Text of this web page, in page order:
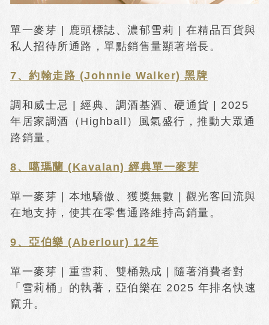
單一麥芽 | 鹿頭標誌、濃郁雪莉 | 在精品百貨與
私人招待所通路，單點銷售量顯著增長。
7、約翰走路 (Johnnie Walker) 黑牌
調和威士忌 | 經典、調酒基酒、硬通貨 | 2025
年居家調酒（Highball）風氣盛行，推動大眾通
路銷量。
8、噶瑪蘭 (Kavalan) 經典單一麥芽
單一麥芽 | 本地驕傲、獲獎無數 | 觀光客回流與
在地支持，使其在零售通路維持高銷量。
9、亞伯樂 (Aberlour) 12年
單一麥芽 | 重雪莉、雙桶熟成 | 隨著消費者對
「雪莉桶」的執著，亞伯樂在 2025 年排名快速
竄升。